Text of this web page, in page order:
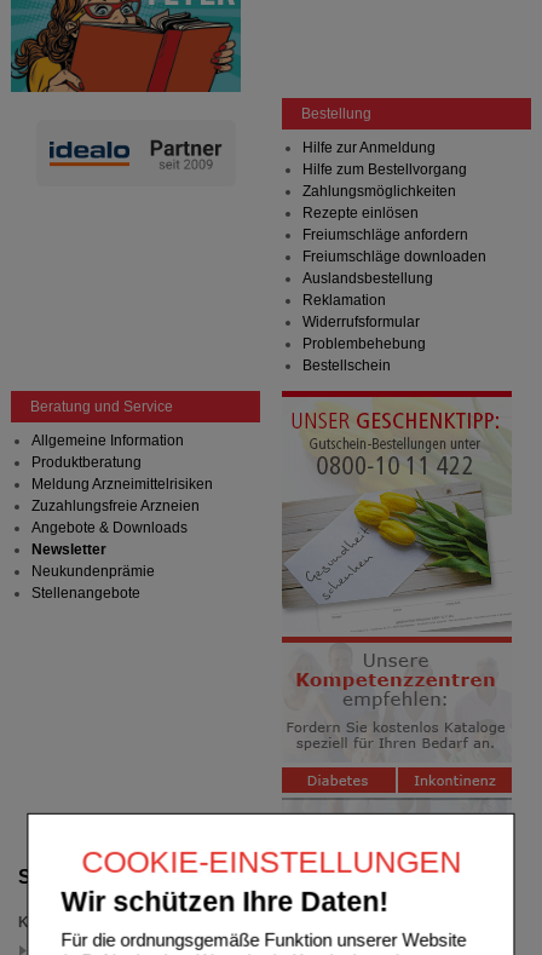
COOKIE-EINSTELLUNGEN
Wir schützen Ihre Daten!
Für die ordnungsgemäße Funktion unserer Website
Suche verfeinern
Kategorien
Avene Gutschein (2)
Bestellung
Hilfe zur Anmeldung
Hilfe zum Bestellvorgang
Zahlungsmöglichkeiten
Rezepte einlösen
Freiumschläge anfordern
Freiumschläge downloaden
Auslandsbestellung
Reklamation
Widerrufsformular
Problembehebung
Bestellschein
Beratung und Service
Allgemeine Information
Produktberatung
Meldung Arzneimittelrisiken
Zuzahlungsfreie Arzneien
Angebote & Downloads
Newsletter
Neukundenprämie
Stellenangebote